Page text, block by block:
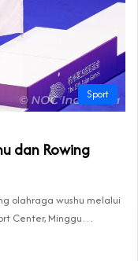
Sport
dan Rowing
olahraga wushu melalui
Center, Minggu…